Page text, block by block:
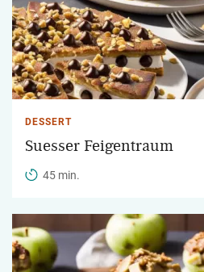
DESSERT
Suesser Feigentraum
45 min.